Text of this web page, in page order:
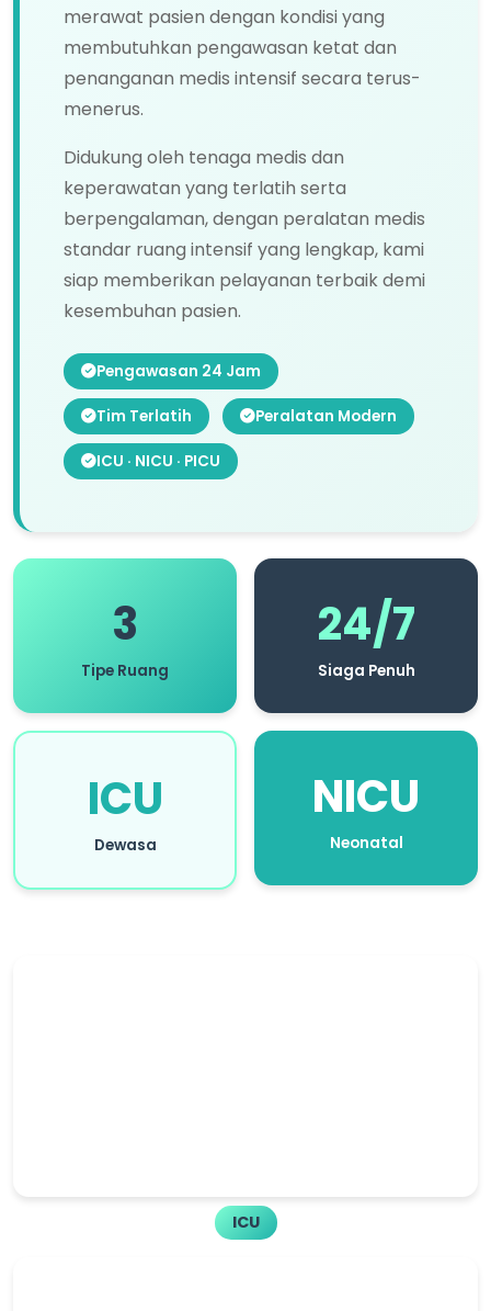
merawat pasien dengan kondisi yang
membutuhkan pengawasan ketat dan
penanganan medis intensif secara terus-
menerus.
Didukung oleh tenaga medis dan
keperawatan yang terlatih serta
berpengalaman, dengan peralatan medis
standar ruang intensif yang lengkap, kami
siap memberikan pelayanan terbaik demi
kesembuhan pasien.
Pengawasan 24 Jam
Tim Terlatih Peralatan Modern
ICU · NICU · PICU
3
Tipe Ruang
24/7
Siaga Penuh
ICU
Dewasa
NICU
Neonatal
ICU